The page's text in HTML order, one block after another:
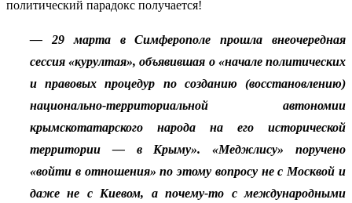
политический парадокс получается!
— 29 марта в Симферополе прошла внеочередная
сессия «курултая», объявившая о «начале политических
и правовых процедур по созданию (восстановлению)
национально-территориальной автономии
крымскотатарского народа на его исторической
территории — в Крыму». «Меджлису» поручено
«войти в отношения» по этому вопросу не с Москвой и
даже не с Киевом, а почему-то с международными